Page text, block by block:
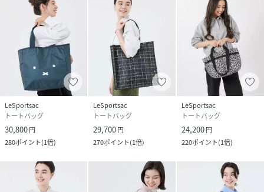
LeSportsac
トートバッグ
30,800円
280ポイント(1倍)
LeSportsac
トートバッグ
29,700円
270ポイント(1倍)
LeSportsac
トートバッグ
24,200円
220ポイント(1倍)